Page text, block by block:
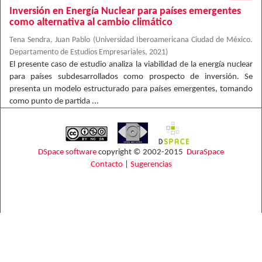
Inversión en Energía Nuclear para países emergentes
como alternativa al cambio climático
Tena Sendra, Juan Pablo (Universidad Iberoamericana Ciudad de México.
Departamento de Estudios Empresariales, 2021)
El presente caso de estudio analiza la viabilidad de la energía nuclear
para países subdesarrollados como prospecto de inversión. Se
presenta un modelo estructurado para países emergentes, tomando
como punto de partida ...
DSpace software copyright © 2002-2015 DuraSpace
Contacto| Sugerencias